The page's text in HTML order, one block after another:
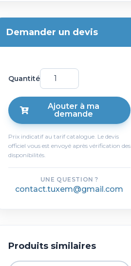
Demander un devis
Quantité
Ajouter à ma
demande
Prix indicatif au tarif catalogue. Le devis
officiel vous est envoyé après vérification des
disponibilités.
UNE QUESTION ?
contact.tuxem@gmail.com
Produits similaires